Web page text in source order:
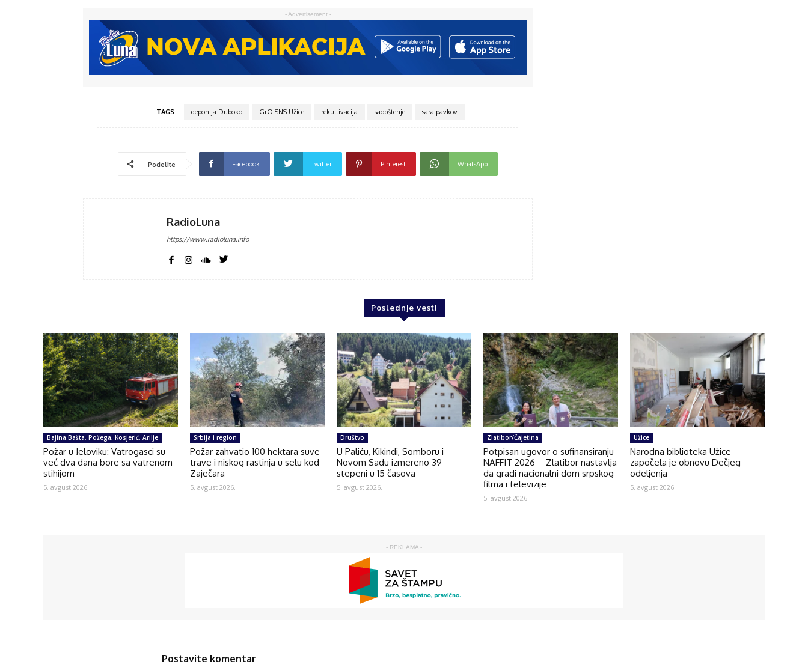
- Advertisement -
TAGS deponija Duboko GrO SNS Užice rekultivacija saopštenje sara pavkov
Podelite Facebook Twitter Pinterest WhatsApp
RadioLuna
https://www.radioluna.info
Poslednje vesti
Bajina Bašta, Požega, Kosjerić, Arilje
Požar u Jeloviku: Vatrogasci su
već dva dana bore sa vatrenom
stihijom
5. avgust 2026.
Srbija i region
Požar zahvatio 100 hektara suve
trave i niskog rastinja u selu kod
Zaječara
5. avgust 2026.
Društvo
U Paliću, Kikindi, Somboru i
Novom Sadu izmereno 39
stepeni u 15 časova
5. avgust 2026.
Zlatibor/Čajetina
Potpisan ugovor o sufinansiranju
NAFFIT 2026 – Zlatibor nastavlja
da gradi nacionalni dom srpskog
filma i televizije
5. avgust 2026.
Užice
Narodna biblioteka Užice
započela je obnovu Dečjeg
odeljenja
5. avgust 2026.
- REKLAMA -
Postavite komentar